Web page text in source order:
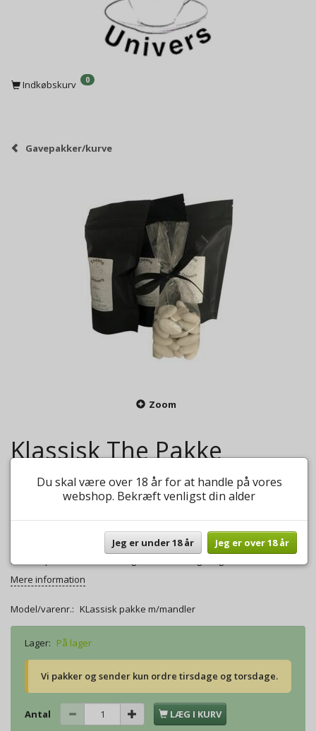
Indkøbskurv 0
Gavepakker/kurve
Zoom
Klassisk The Pakke
m/Franske mandler
0 anmeldelser Skriv anmeldelse
185,00 DKK
I denne pakke får du 3 x 100g klassisk the og 100g Franske mandler.
Mere information
Model/varenr.: KLassisk pakke m/mandler
Lager: På lager
Vi pakker og sender kun ordre tirsdage og torsdage.
Antal LÆG I KURV
Du skal være over 18 år for at handle på vores
webshop. Bekræft venligst din alder
Jeg er under 18 år Jeg er over 18 år